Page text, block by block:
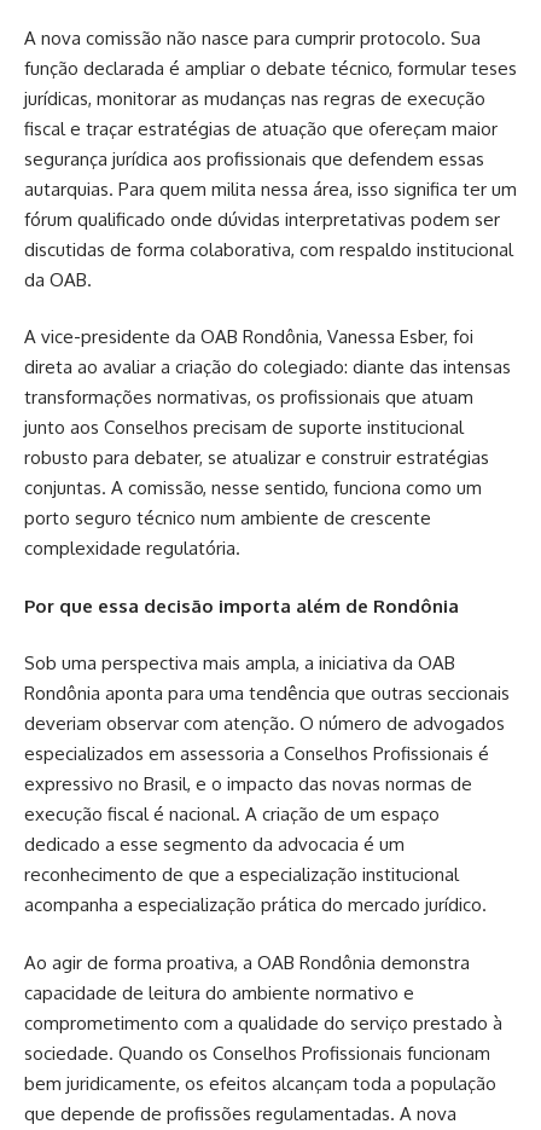
A nova comissão não nasce para cumprir protocolo. Sua
função declarada é ampliar o debate técnico, formular teses
jurídicas, monitorar as mudanças nas regras de execução
fiscal e traçar estratégias de atuação que ofereçam maior
segurança jurídica aos profissionais que defendem essas
autarquias. Para quem milita nessa área, isso significa ter um
fórum qualificado onde dúvidas interpretativas podem ser
discutidas de forma colaborativa, com respaldo institucional
da OAB.
A vice-presidente da OAB Rondônia, Vanessa Esber, foi
direta ao avaliar a criação do colegiado: diante das intensas
transformações normativas, os profissionais que atuam
junto aos Conselhos precisam de suporte institucional
robusto para debater, se atualizar e construir estratégias
conjuntas. A comissão, nesse sentido, funciona como um
porto seguro técnico num ambiente de crescente
complexidade regulatória.
Por que essa decisão importa além de Rondônia
Sob uma perspectiva mais ampla, a iniciativa da OAB
Rondônia aponta para uma tendência que outras seccionais
deveriam observar com atenção. O número de advogados
especializados em assessoria a Conselhos Profissionais é
expressivo no Brasil, e o impacto das novas normas de
execução fiscal é nacional. A criação de um espaço
dedicado a esse segmento da advocacia é um
reconhecimento de que a especialização institucional
acompanha a especialização prática do mercado jurídico.
Ao agir de forma proativa, a OAB Rondônia demonstra
capacidade de leitura do ambiente normativo e
comprometimento com a qualidade do serviço prestado à
sociedade. Quando os Conselhos Profissionais funcionam
bem juridicamente, os efeitos alcançam toda a população
que depende de profissões regulamentadas. A nova